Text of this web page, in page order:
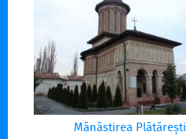
Mănăstirea Plătărești